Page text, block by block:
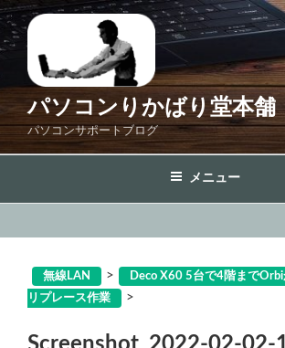
コ
ン
テ
ス
プ
パソコンりかばり堂本舗
パソコンサポートブログ
メニュー
無線LAN >
Deco X60 5台で4階まで
リプレース作業
>